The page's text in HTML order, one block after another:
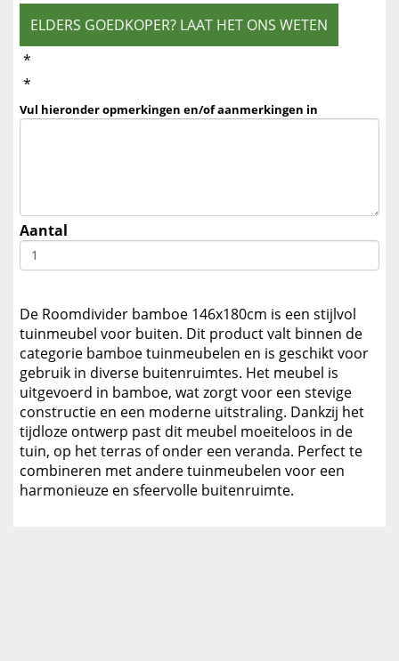
ELDERS GOEDKOPER? LAAT HET ONS WETEN
*
*
Vul hieronder opmerkingen en/of aanmerkingen in
Aantal
De Roomdivider bamboe 146x180cm is een stijlvol
tuinmeubel voor buiten. Dit product valt binnen de
categorie bamboe tuinmeubelen en is geschikt voor
gebruik in diverse buitenruimtes. Het meubel is
uitgevoerd in bamboe, wat zorgt voor een stevige
constructie en een moderne uitstraling. Dankzij het
tijdloze ontwerp past dit meubel moeiteloos in de
tuin, op het terras of onder een veranda. Perfect te
combineren met andere tuinmeubelen voor een
harmonieuze en sfeervolle buitenruimte.